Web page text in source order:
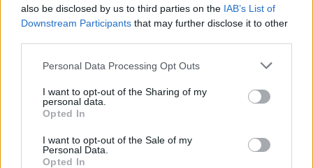
also be disclosed by us to third parties on the IAB’s List of
Downstream Participants that may further disclose it to other
Please note that this website/app uses one or more Google
not limited to your visit or usage behaviour. You may click to
grant or deny consent to Google and its third-party tags to
use your data for below specified purposes in below Google
consent section.
Personal Data Processing Opt Outs
I want to opt-out of the Sharing of my
personal data.
Opted In
I want to opt-out of the Sale of my
Personal Data.
Opted In
A BAROKK ÖSSZES ÁRNYALATA ÉS MÉG EGY SOR
KIVÁLÓ PROGRAM VÁR MINDENKIT EZEN A HÉTVÉGÉN
Középpontban a hagyományőrzés, de lesz Pogány Induló és